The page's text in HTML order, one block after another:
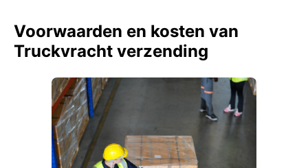
Voorwaarden en kosten van
Truckvracht verzending